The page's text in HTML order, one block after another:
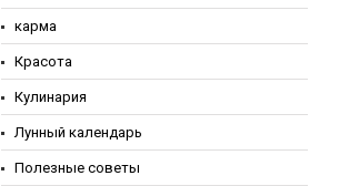
карма
Красота
Кулинария
Лунный календарь
Полезные советы